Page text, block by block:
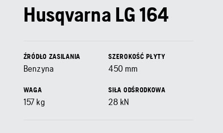
Husqvarna LG 164
ŹRÓDŁO ZASILANIA
Benzyna
SZEROKOŚĆ PŁYTY
450 mm
WAGA
157 kg
SIŁA ODŚRODKOWA
28 kN